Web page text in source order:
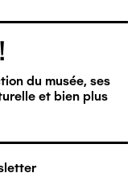
du musée, ses
et bien plus